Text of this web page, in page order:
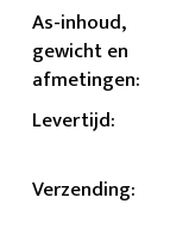
As-inhoud,
gewicht en
afmetingen:
Levertijd:
Verzending: